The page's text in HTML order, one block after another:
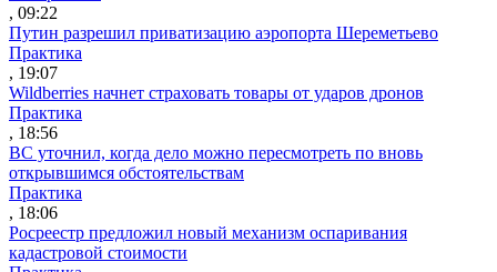
, 09:22
Путин разрешил приватизацию аэропорта Шереметьево
Практика
, 19:07
Wildberries начнет страховать товары от ударов дронов
Практика
, 18:56
ВС уточнил, когда дело можно пересмотреть по вновь
открывшимся обстоятельствам
Практика
, 18:06
Росреестр предложил новый механизм оспаривания
кадастровой стоимости